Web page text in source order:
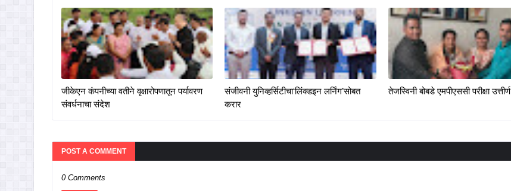
जीकेएन कंपनीच्या वतीने वृक्षारोपणातून पर्यावरण
संवर्धनाचा संदेश
संजीवनी युनिव्हर्सिटीचा‘लिंक्डइन लर्निंग’सोबत
करार
तेजस्विनी बोबडे एमपीएससी परीक्षा उत्तीर्ण
POST A COMMENT
0 Comments